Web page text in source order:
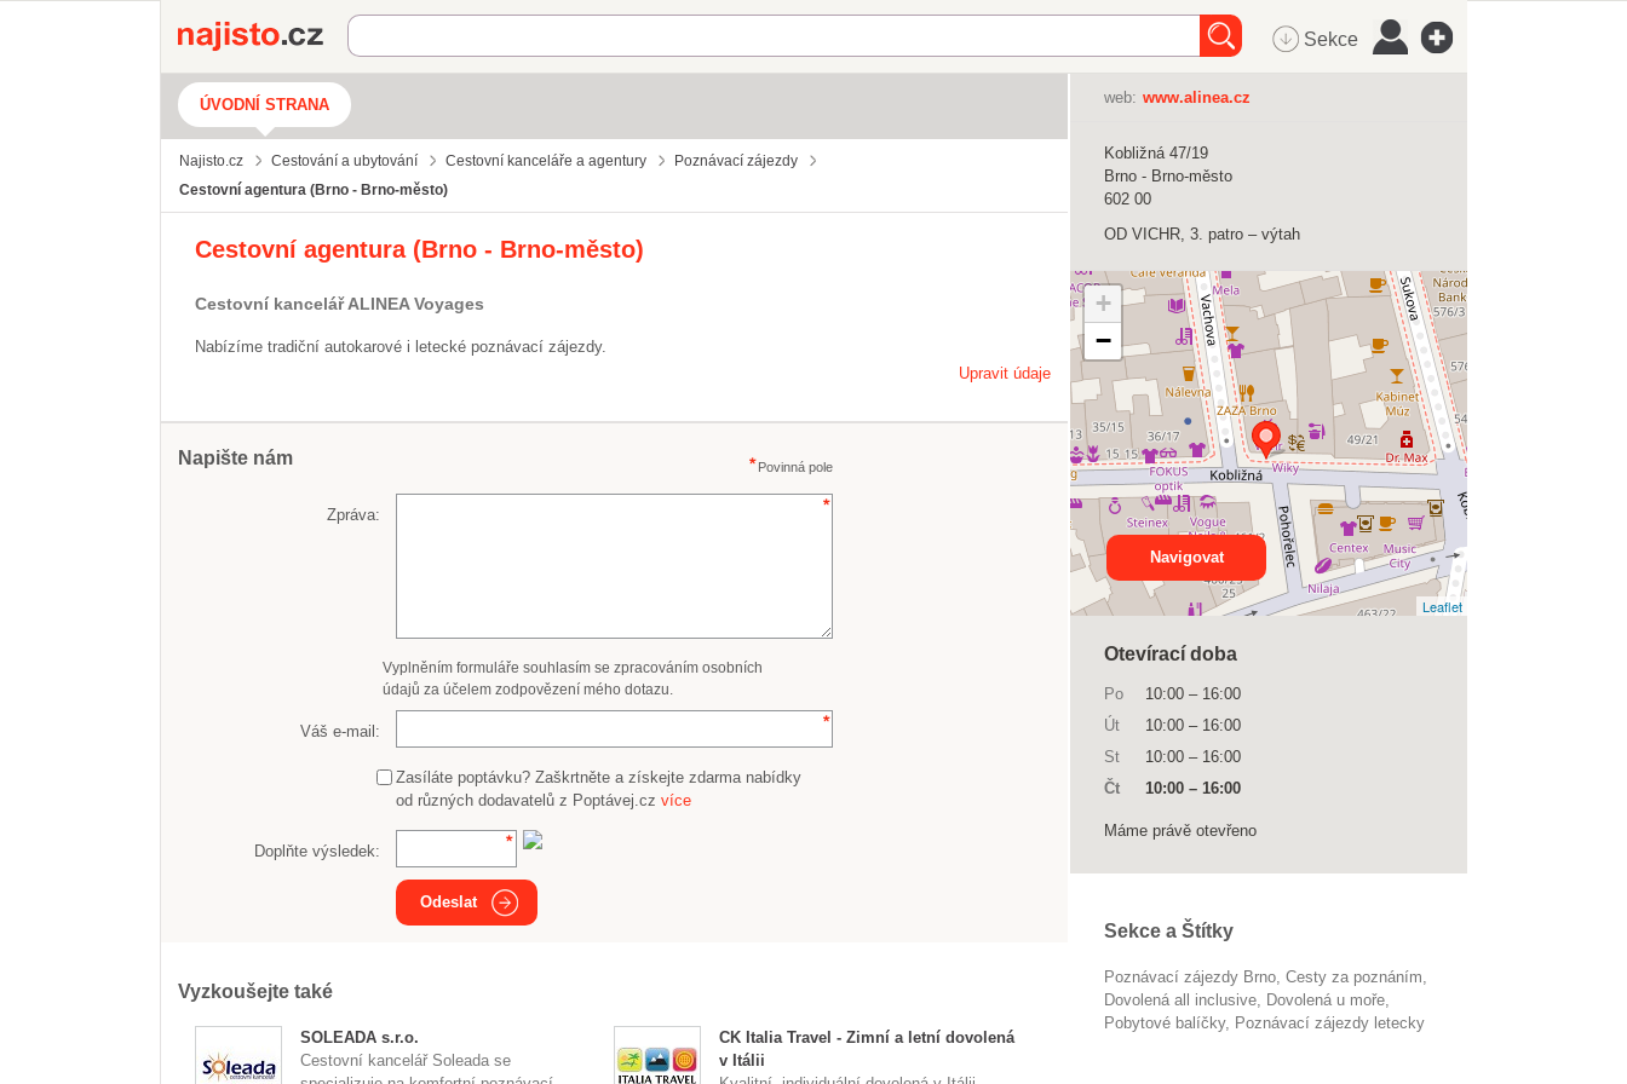
Najisto.cz Sekce
ÚVODNÍ STRANA
Najisto.cz Cestování a ubytování Cestovní kanceláře a agentury
Poznávací zájezdy
Cestovní agentura (Brno - Brno-město)
Cestovní agentura (Brno - Brno-město)
Cestovní kancelář ALINEA Voyages
Nabízíme tradiční autokarové i letecké poznávací zájezdy.
Upravit údaje
Napište nám Povinná pole
Zpráva:
Vyplněním formuláře souhlasím se zpracováním osobních
údajů za účelem zodpovězení mého dotazu.
Váš e-mail:
Zasíláte poptávku? Zaškrtněte a získejte zdarma nabídky
od různých dodavatelů z Poptávej.cz více
Doplňte výsledek:
Odeslat
Vyzkoušejte také
SOLEADA s.r.o.
Cestovní kancelář Soleada se
CK Italia Travel - Zimní a letní dovolená
v Itálii
web: www.alinea.cz
Kobližná 47/19
Brno - Brno-město
602 00
OD VICHR, 3. patro – výtah
+
−
Leaflet
Navigovat
Otevírací doba
Po 10:00 – 16:00
Út
10:00 – 16:00
St
10:00 – 16:00
Čt
10:00 – 16:00
Máme právě otevřeno
Sekce a Štítky
Poznávací zájezdy Brno
cesty za poznáním
dovolená all inclusive
dovolená u moře
pobytové balíčky
poznávací zájezdy letecky